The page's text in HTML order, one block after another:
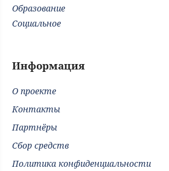
Образование
Социальное
Информация
О проекте
Контакты
Партнёры
Сбор средств
Политика конфиденциальности